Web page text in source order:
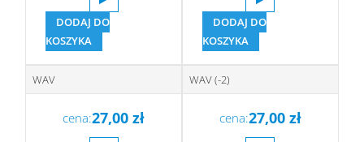
DODAJ DO
KOSZYKA
DODAJ DO
KOSZYKA
WAV
cena:27,00zł
WAV (-2)
cena:27,00 zł